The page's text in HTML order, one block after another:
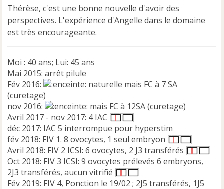
Thérèse, c'est une bonne nouvelle d'avoir des
perspectives. L'expérience d'Angelle dans le domaine
est très encourageante.
Moi : 40 ans; Lui: 45 ans
Mai 2015: arrêt pilule
Fév 2016:
naturelle mais FC à 7 SA
(curetage)
nov 2016:
mais FC à 12SA (curetage)
Avril 2017 - nov 2017: 4 IAC
déc 2017: IAC 5 interrompue pour hyperstim
fév 2018: FIV 1. 8 ovocytes, 1 seul embryon
Avril 2018: FIV 2 ICSI: 6 ovocytes, 2 J3 transférés
Oct 2018: FIV 3 ICSI: 9 ovocytes prélevés 6 embryons,
2J3 transférés, aucun vitrifié
Fév 2019: FIV 4, Ponction le 19/02 ; 2J5 transférés, 1J5